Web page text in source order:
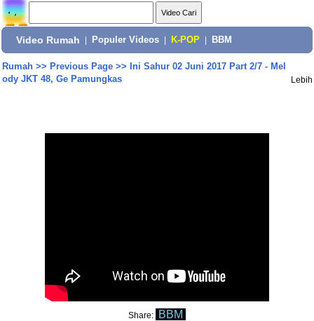
Video Rumah Populer Videos K-POP BBM
Rumah>> Previous Page>> Ini Sahur 02 Juni 2017 Part 2/7 - Mel
ody JKT 48, Ge Pamungkas
Lebih
Share: BBM